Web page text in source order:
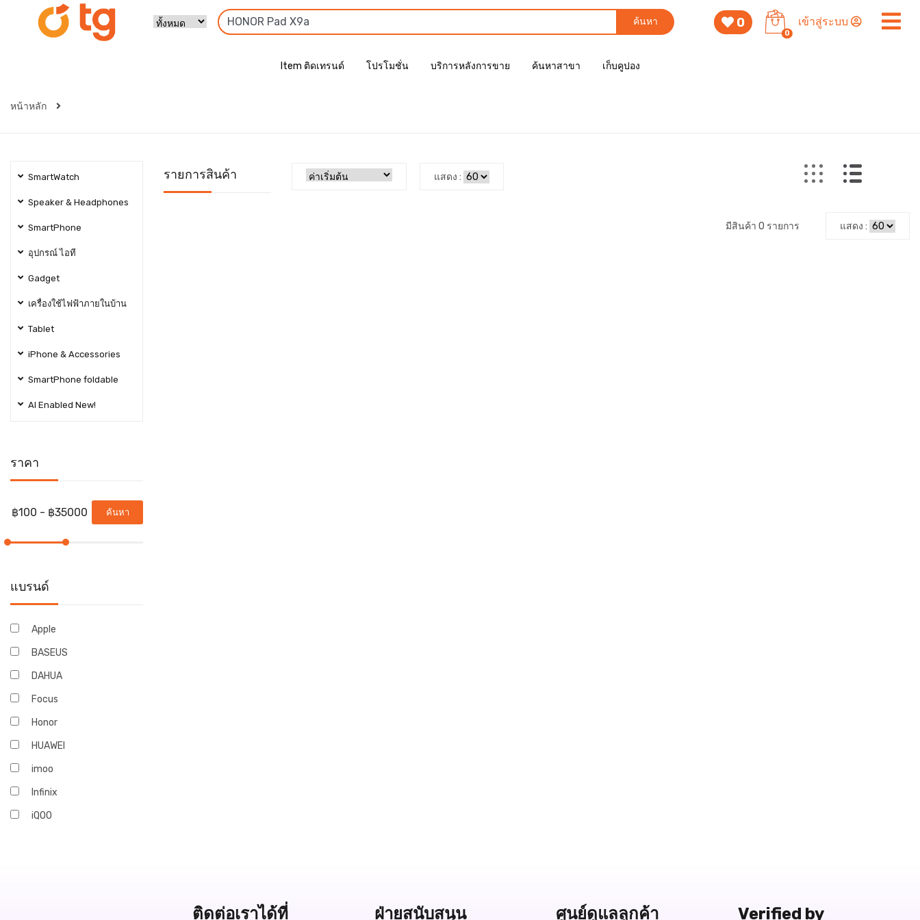
ค้นหา 0
0
เข้าสู่ระบบ
Item ติดเทรนด์ โปรโมชั่น บริการหลังการขาย ค้นหาสาขา เก็บคูปอง
หน้าหลัก
SmartWatch
Speaker & Headphones
SmartPhone
อุปกรณ์ ไอที
Gadget
เครื่องใช้ไฟฟ้าภายในบ้าน
Tablet
iPhone & Accessories
SmartPhone foldable
AI Enabled New!
ราคา
ค้นหา
แบรนด์
Apple
BASEUS
DAHUA
Focus
Honor
HUAWEI
imoo
Infinix
iQOO
รายการสินค้า แสดง :
มีสินค้า 0 รายการ แสดง :
ติดต่อเราได้ที่ ฝ่ายสนับสนุน ศูนย์ดูแลลูกค้า Verified by